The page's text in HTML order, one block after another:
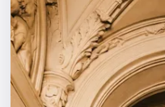
Города
Площадки
Артисты